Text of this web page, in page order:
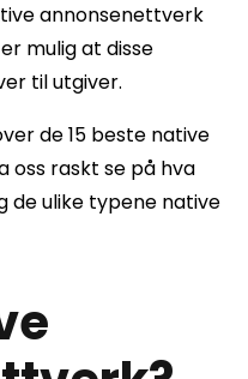
annonsenettverk
mulig at disse
til utgiver.
de 15 beste native
oss raskt se på hva
de ulike typene native